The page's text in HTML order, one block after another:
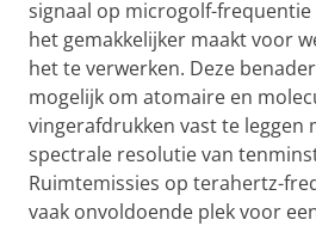
signaal op microgolf-
het gemakkelijker maakt voor
het te verwerken. Deze
mogelijk om atomaire en
vingerafdrukken vast te leggen
spectrale resolutie van
Ruimtemissies op terahertz-
vaak onvoldoende plek voor